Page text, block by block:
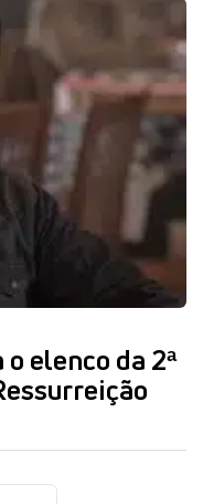
elenco da 2ª